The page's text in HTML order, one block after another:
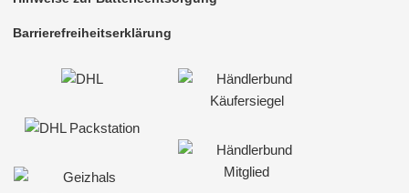
Barrierefreiheitserklärung